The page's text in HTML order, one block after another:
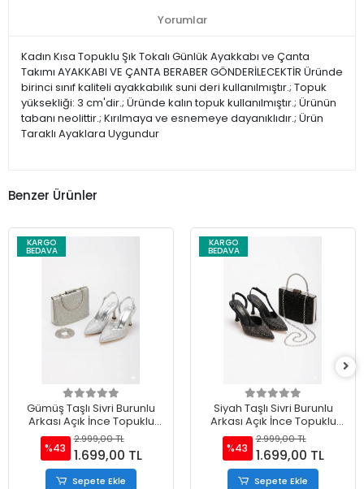
Yorumlar
Kadın Kısa Topuklu Şık Tokalı Günlük Ayakkabı ve Çanta
Takımı AYAKKABI VE ÇANTA BERABER GÖNDERİLECEKTİR Üründe
birinci sınıf kaliteli ayakkabılık suni deri kullanılmıştır.; Topuk
yüksekliği: 3 cm'dir.; Üründe kalın topuk kullanılmıştır.; Ürünün
tabanı neolittir.; Kırılmaya ve esnemeye dayanıklıdır.; Ürün
Taraklı Ayaklara Uygundur
Benzer Ürünler
KARGO
BEDAVA
Gümüş Taşlı Sivri Burunlu
Arkası Açık İnce Topuklu
Stiletto ve Çanta Takımı
%43
2.999,00 TL
1.699,00 TL
Sepete Ekle
KARGO
BEDAVA
Siyah Taşlı Sivri Burunlu
Arkası Açık İnce Topuklu
Stiletto ve Çanta Takımı
%43
2.999,00 TL
1.699,00 TL
Sepete Ekle